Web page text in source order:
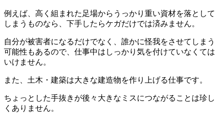
例えば、高く組まれた足場からうっかり重い資材を落として
しまうものなら、下手したらケガだけでは済みません。
自分が被害者になるだけでなく、誰かに怪我をさせてしまう
可能性もあるので、仕事中はしっかり気を付けていなくては
いけません。
また、土木・建築は大きな建造物を作り上げる仕事です。
ちょっとした手抜きが後々大きなミスにつながることは珍し
くありません。